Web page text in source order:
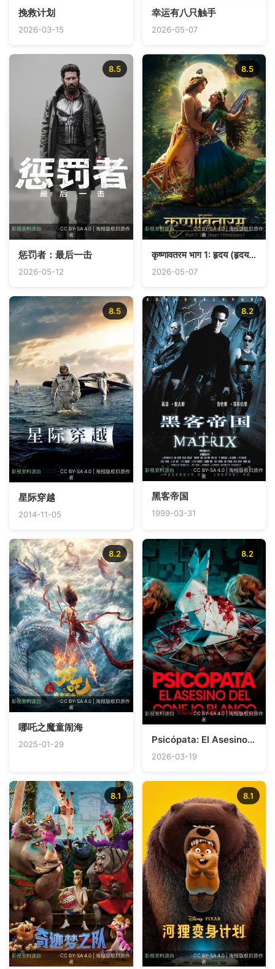
挽救计划
2026-03-15
幸运有八只触手
2026-05-07
影视资料源自 TMDB· CC BY-SA 4.0 | 海报版权归原作
者
8.5
惩罚者：最后一击
2026-05-12
影视资料源自TMDB· CC BY-SA 4.0 | 海报版权归原作
者
8.5
कृष्णावतरम भाग 1: हृदय (हृदयम्)
2026-05-07
影视资料源自 TMDB · CC BY-SA 4.0 | 海报版权归原作
者
8.5
星际穿越
2014-11-05
影视资料源自 TMDB · CC BY-SA 4.0 | 海报版权归原作
者
8.2
黑客帝国
1999-03-31
影视资料源自TMDB · CC BY-SA 4.0 | 海报版权归原作
者
8.2
哪吒之魔童闹海
2025-01-29
影视资料源自 TMDB· CC BY-SA 4.0 | 海报版权归原作
者
8.2
Psicópata: El Asesino del Conejo Blanco
2026-03-19
影视资料源自TMDB · CC BY-SA 4.0 | 海报版权归原作
者
8.1
影视资料源自TMDB· CC BY-SA 4.0 | 海报版权归原作
者
8.1